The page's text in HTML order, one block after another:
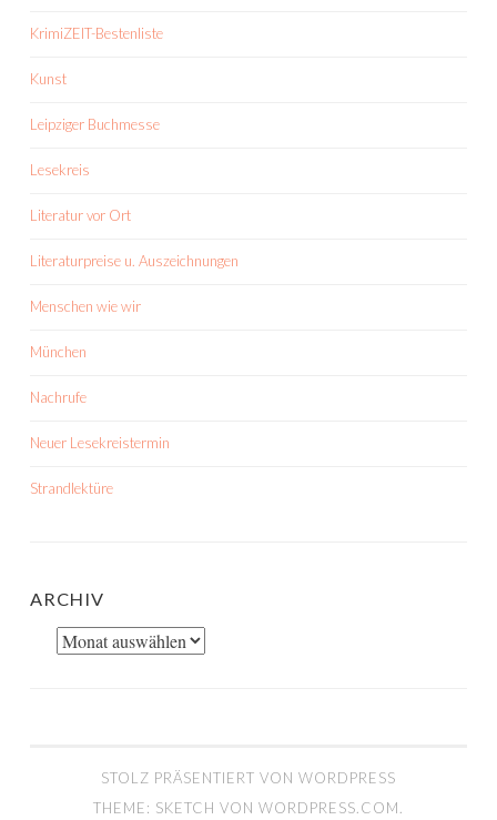
KrimiZEIT-Bestenliste
Kunst
Leipziger Buchmesse
Lesekreis
Literatur vor Ort
Literaturpreise u. Auszeichnungen
Menschen wie wir
München
Nachrufe
Neuer Lesekreistermin
Strandlektüre
ARCHIV
Archiv
STOLZ PRÄSENTIERT VON WORDPRESS
THEME: SKETCH VON WORDPRESS.COM